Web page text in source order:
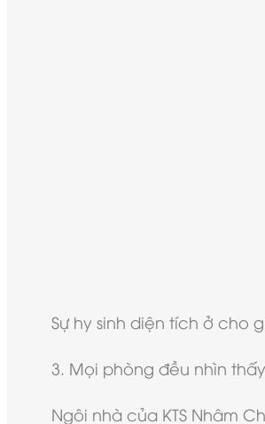
Sự hy sinh diện tích ở cho
3. Mọi phòng đều nhìn
Ngôi nhà của KTS Nhâm